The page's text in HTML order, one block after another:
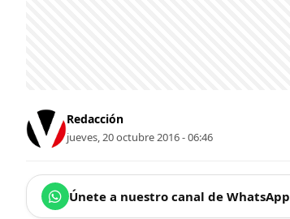
Redacción
jueves, 20 octubre 2016 - 06:46
Únete a nuestro canal de WhatsApp